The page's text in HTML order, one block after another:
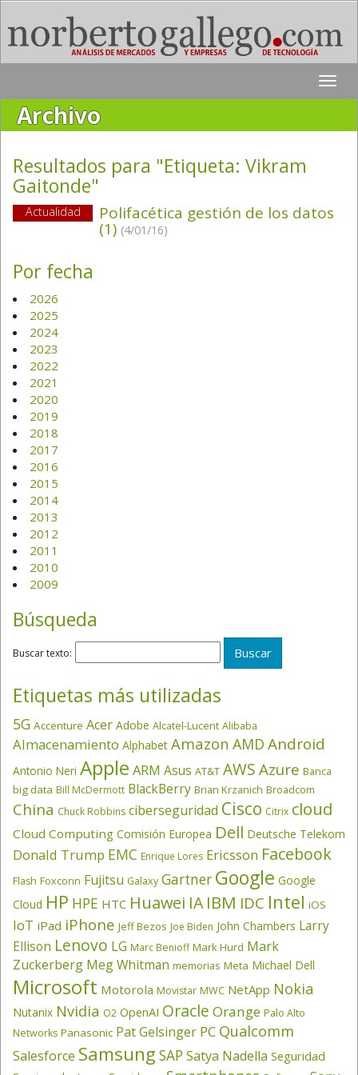
Toggle
Archivo
Resultados para "Etiqueta: Vikram
Gaitonde"
Actualidad Polifacética gestión de los datos
(1) (4/01/16)
Por fecha
2026
2025
2024
2023
2022
2021
2020
2019
2018
2017
2016
2015
2014
2013
2012
2011
2010
2009
Búsqueda
Buscar texto:
Etiquetas más utilizadas
5G Accenture Acer Adobe Alcatel-Lucent Alibaba
Almacenamiento Alphabet Amazon AMD Android
Antonio Neri Apple ARM Asus AT&T AWSAzure Banca
big data Bill McDermott BlackBerry Brian Krzanich Broadcom
China Chuck Robbins ciberseguridad Cisco Citrix cloud
Cloud Computing Comisión Europea Dell Deutsche Telekom
Donald Trump EMC Enrique Lores Ericsson Facebook
Flash Foxconn Fujitsu Galaxy Gartner Google Google
Cloud HP HPE HTC Huawei IA IBM IDC Intel iOS
IoT iPad iPhone Jeff Bezos Joe Biden John Chambers Larry
Ellison Lenovo LG Marc Benioff Mark Hurd Mark
Zuckerberg Meg Whitman memorias Meta Michael Dell
Microsoft Motorola Movistar MWC NetApp Nokia
Nutanix Nvidia O2 OpenAI Oracle Orange Palo Alto
Networks Panasonic Pat Gelsinger PC Qualcomm
Salesforce Samsung SAP Satya Nadella Seguridad